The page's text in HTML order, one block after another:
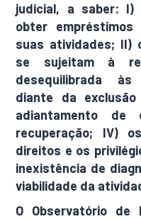
judicial, a saber: I)
obter
suas atividades; II)
se sujeitam à
desequilibrada
diante da
adiantamento
recuperação; IV)
direitos e os
inexistência de
viabilidade da
O Observatório de